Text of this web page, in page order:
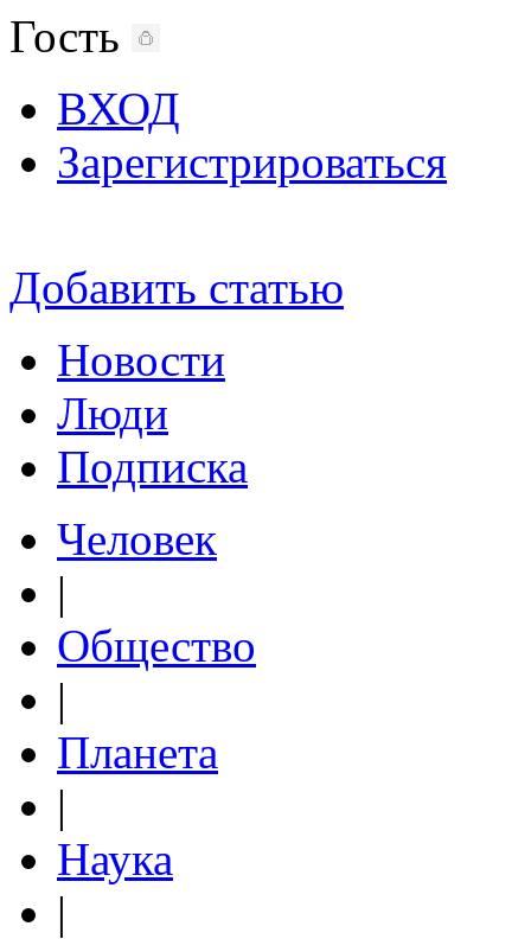
Гость
ВХОД
Зарегистрироваться
Добавить статью
Новости
Люди
Подписка
Человек
|
Общество
|
Планета
|
Наука
|